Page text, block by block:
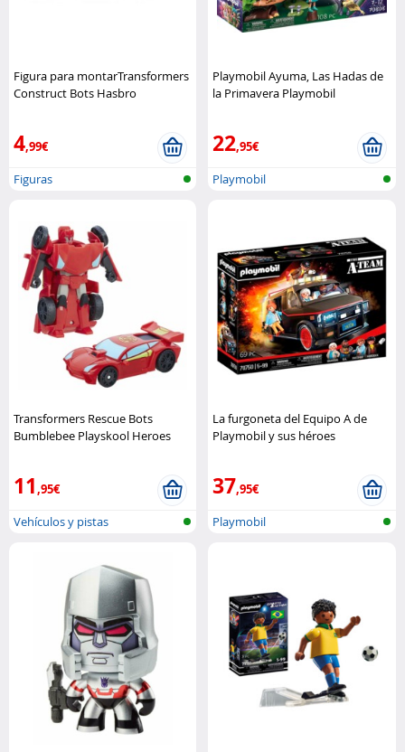
Figura para montarTransformers
Construct Bots Hasbro
4,99€
Figuras
Playmobil Ayuma, Las Hadas de
la Primavera Playmobil
22,95€
Playmobil
Transformers Rescue Bots
Bumblebee Playskool Heroes
11,95€
Vehículos y pistas
La furgoneta del Equipo A de
Playmobil y sus héroes
37,95€
Playmobil